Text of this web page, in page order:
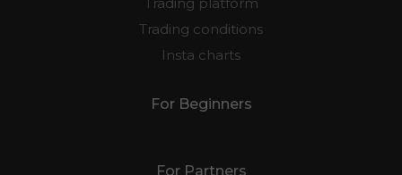
Trading conditions
Insta charts
For Beginners
For Partners